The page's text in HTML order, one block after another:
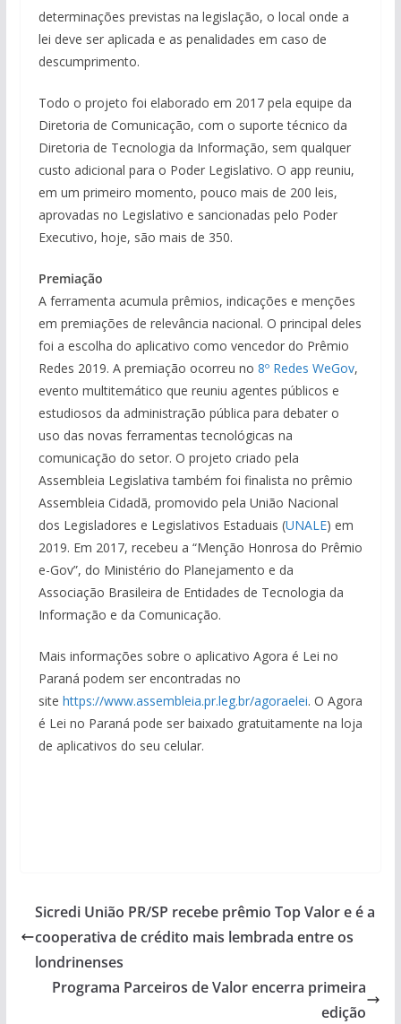
determinações previstas na legislação, o local onde a
lei deve ser aplicada e as penalidades em caso de
descumprimento.
Todo o projeto foi elaborado em 2017 pela equipe da
Diretoria de Comunicação, com o suporte técnico da
Diretoria de Tecnologia da Informação, sem qualquer
custo adicional para o Poder Legislativo. O app reuniu,
em um primeiro momento, pouco mais de 200 leis,
aprovadas no Legislativo e sancionadas pelo Poder
Executivo, hoje, são mais de 350.
Premiação
A ferramenta acumula prêmios, indicações e menções
em premiações de relevância nacional. O principal deles
foi a escolha do aplicativo como vencedor do Prêmio
Redes 2019. A premiação ocorreu no 8º Redes WeGov,
evento multitemático que reuniu agentes públicos e
estudiosos da administração pública para debater o
uso das novas ferramentas tecnológicas na
comunicação do setor. O projeto criado pela
Assembleia Legislativa também foi finalista no prêmio
Assembleia Cidadã, promovido pela União Nacional
dos Legisladores e Legislativos Estaduais (UNALE) em
2019. Em 2017, recebeu a “Menção Honrosa do Prêmio
e-Gov”, do Ministério do Planejamento e da
Associação Brasileira de Entidades de Tecnologia da
Informação e da Comunicação.
Mais informações sobre o aplicativo Agora é Lei no
Paraná podem ser encontradas no
site https://www.assembleia.pr.leg.br/agoraelei. O Agora
é Lei no Paraná pode ser baixado gratuitamente na loja
de aplicativos do seu celular.
Sicredi União PR/SP recebe prêmio Top Valor e é a
cooperativa de crédito mais lembrada entre os
londrinenses
Programa Parceiros de Valor encerra primeira
edição